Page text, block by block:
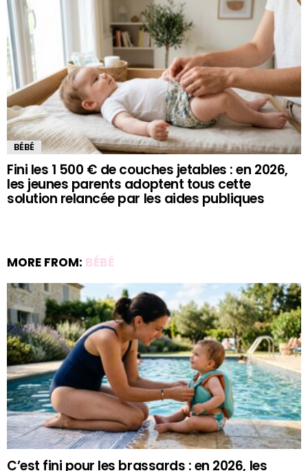
BÉBÉ
Fini les 1 500 € de couches jetables : en 2026,
les jeunes parents adoptent tous cette
solution relancée par les aides publiques
MORE FROM: BÉBÉ
C’est fini pour les brassards : en 2026, les